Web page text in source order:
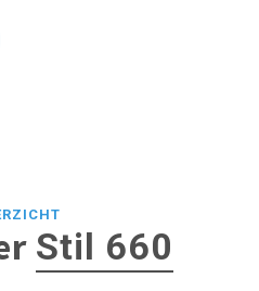
Stil 660